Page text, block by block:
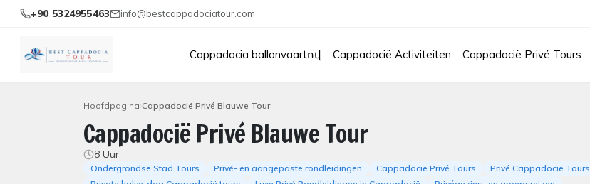
+90 5324955463 info@bestcappadociatour.com
Cappadocia ballonvaartով Cappadocië Activiteiten Cappadocië Privé Tours
Hoofdpagina Cappadocië Privé Blauwe Tour
Cappadocië Privé Blauwe Tour
8 Uur
Ondergrondse Stad Tours Privé- en aangepaste rondleidingen Cappadocië Privé Tours Privé Cappadocië Tours